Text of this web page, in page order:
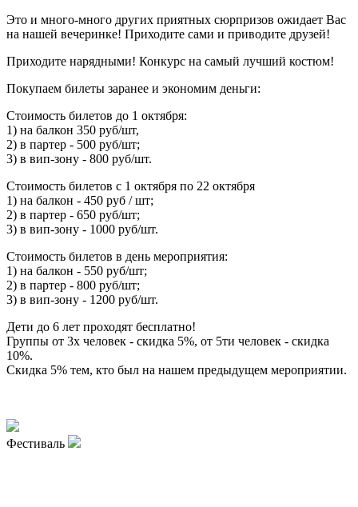
Это и много-много других приятных сюрпризов ожидает Вас
на нашей вечеринке! Приходите сами и приводите друзей!
Приходите нарядными! Конкурс на самый лучший костюм!
Покупаем билеты заранее и экономим деньги:
Стоимость билетов до 1 октября:
1) на балкон 350 руб/шт,
2) в партер - 500 руб/шт;
3) в вип-зону - 800 руб/шт.
Стоимость билетов с 1 октября по 22 октября
1) на балкон - 450 руб / шт;
2) в партер - 650 руб/шт;
3) в вип-зону - 1000 руб/шт.
Стоимость билетов в день мероприятия:
1) на балкон - 550 руб/шт;
2) в партер - 800 руб/шт;
3) в вип-зону - 1200 руб/шт.
Дети до 6 лет проходят бесплатно!
Группы от 3х человек - скидка 5%, от 5ти человек - скидка
10%.
Скидка 5% тем, кто был на нашем предыдущем мероприятии.
Фестиваль